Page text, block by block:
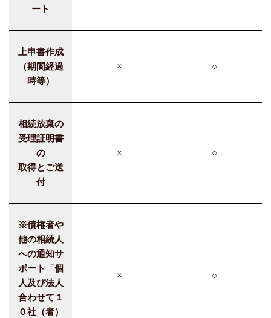
ート
上申書作成
（期間経過
時等）
× ○
相続放棄の
受理証明書
の
取得とご送
付
× ○
※債権者や
他の相続人
への通知サ
ポート「個
人及び法人
合わせて１
０社（者）
× ○